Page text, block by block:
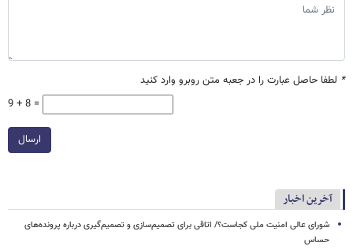
* لطفا حاصل عبارت را در جعبه متن روبرو وارد کنید
9 + 8 =
ارسال
آخرین اخبار
شورای عالی امنیت ملی کجاست؟/ اتاقی برای تصمیم‌سازی و تصمیم‌گیری درباره پرونده‌های
حساس